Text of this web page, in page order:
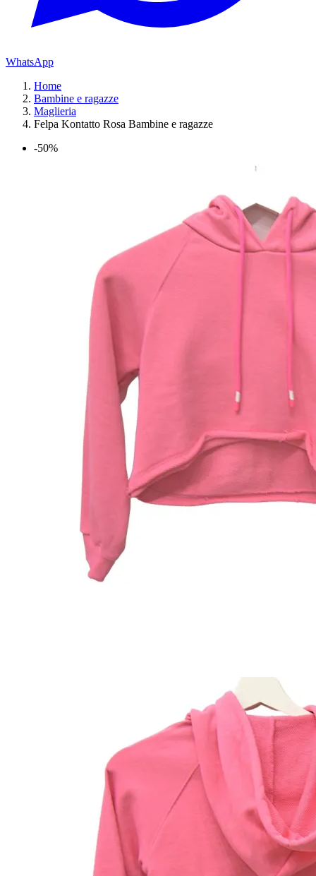
WhatsApp
Home
Bambine e ragazze
Maglieria
Felpa Kontatto Rosa Bambine e ragazze
-50%